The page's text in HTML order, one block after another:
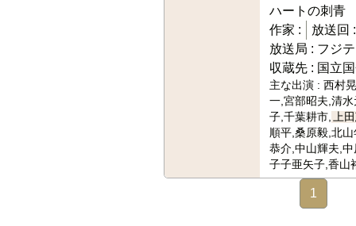
ハートの刺青
作家 :
放送回
放送局 : フジ
収蔵先 : 国立
主な出演 : 西村
一,宮部昭夫,清
子,千葉耕市,
上
順平,桑原毅,北
恭介,中山輝夫,
子子亜矢子,香山
1